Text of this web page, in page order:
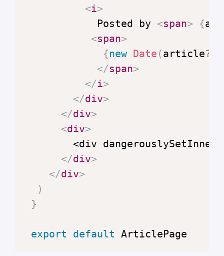
<i>
            Posted by
<span> {
<span>
{new Date (article?.
</span>
</i>
</div>
</div>
<div>
<div
</div>
</div>
)
}
export default ArticlePage